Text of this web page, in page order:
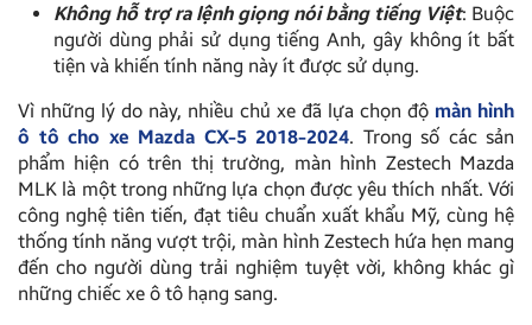
Không hỗ trợ ra lệnh giọng nói bằng tiếng Việt: Buộc
người dùng phải sử dụng tiếng Anh, gây không ít bất
tiện và khiến tính năng này ít được sử dụng.
Vì những lý do này, nhiều chủ xe đã lựa chọn độ màn hình
ô tô cho xe Mazda CX-5 2018-2024. Trong số các sản
phẩm hiện có trên thị trường, màn hình Zestech Mazda
MLK là một trong những lựa chọn được yêu thích nhất. Với
công nghệ tiên tiến, đạt tiêu chuẩn xuất khẩu Mỹ, cùng hệ
thống tính năng vượt trội, màn hình Zestech hứa hẹn mang
đến cho người dùng trải nghiệm tuyệt vời, không khác gì
những chiếc xe ô tô hạng sang.